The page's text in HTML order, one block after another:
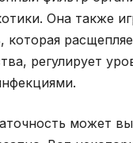
Она также
которая
регулирует
может